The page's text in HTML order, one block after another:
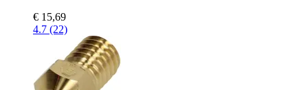
€ 15,69
4.7 (22)